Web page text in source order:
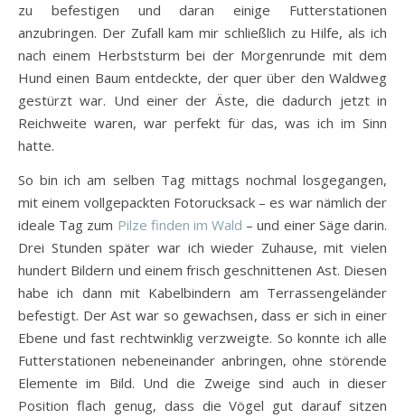
zu befestigen und daran einige Futterstationen
anzubringen. Der Zufall kam mir schließlich zu Hilfe, als ich
nach einem Herbststurm bei der Morgenrunde mit dem
Hund einen Baum entdeckte, der quer über den Waldweg
gestürzt war. Und einer der Äste, die dadurch jetzt in
Reichweite waren, war perfekt für das, was ich im Sinn
hatte.
So bin ich am selben Tag mittags nochmal losgegangen,
mit einem vollgepackten Fotorucksack – es war nämlich der
ideale Tag zum Pilze finden im Wald – und einer Säge darin.
Drei Stunden später war ich wieder Zuhause, mit vielen
hundert Bildern und einem frisch geschnittenen Ast. Diesen
habe ich dann mit Kabelbindern am Terrassengeländer
befestigt. Der Ast war so gewachsen, dass er sich in einer
Ebene und fast rechtwinklig verzweigte. So konnte ich alle
Futterstationen nebeneinander anbringen, ohne störende
Elemente im Bild. Und die Zweige sind auch in dieser
Position flach genug, dass die Vögel gut darauf sitzen